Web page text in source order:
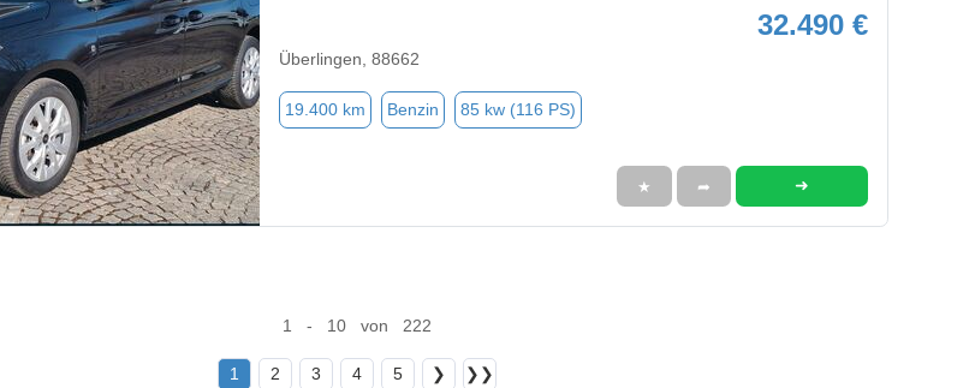
32.490 €
Überlingen, 88662
19.400 km Benzin 85 kw (116 PS)
★ ➦ ➜
1 - 10 von 222
1 2 3 4 5 ❯ ❯❯